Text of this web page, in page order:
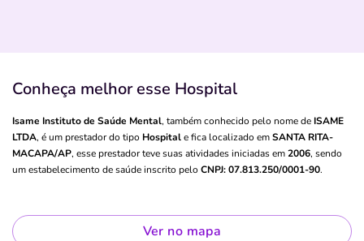
Conheça melhor esse Hospital
Isame Instituto de Saúde Mental, também conhecido pelo nome de ISAME
LTDA, é um prestador do tipo Hospitale fica localizado emSANTA RITA-
MACAPA/AP, esse prestador teve suas atividades iniciadas em2006, sendo
um estabelecimento de saúde inscrito pelo CNPJ: 07.813.250/0001-90.
Ver no mapa